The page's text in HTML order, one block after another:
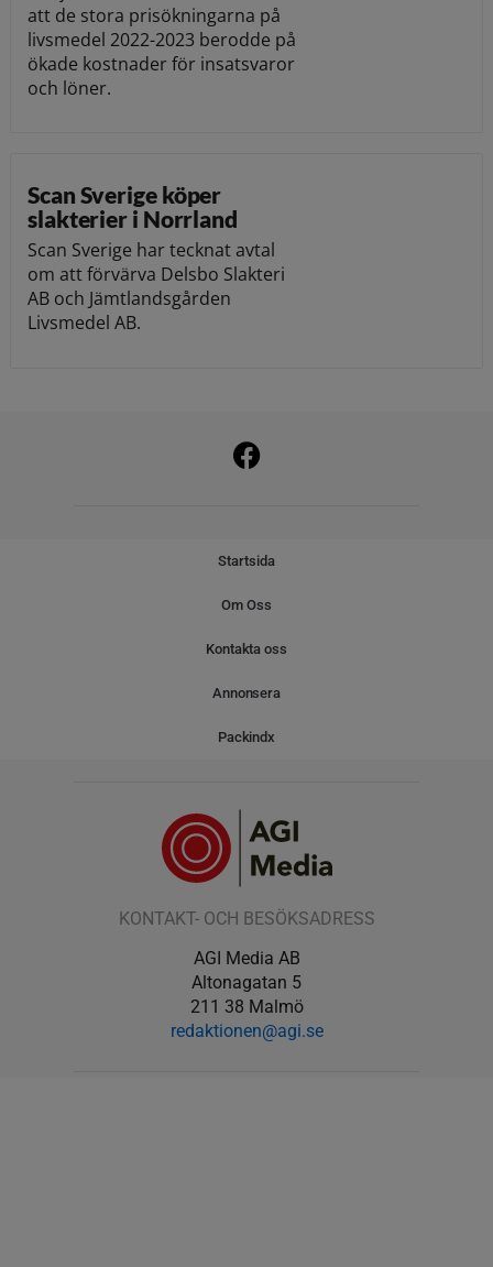
att de stora prisökningarna på
livsmedel 2022-2023 berodde på
ökade kostnader för insatsvaror
och löner.
Scan Sverige köper
slakterier i Norrland
Scan Sverige har tecknat avtal
om att förvärva Delsbo Slakteri
AB och Jämtlandsgården
Livsmedel AB.
Startsida
Om Oss
Kontakta oss
Annonsera
Packindx
KONTAKT- OCH BESÖKSADRESS
AGI Media AB
Altonagatan 5
211 38 Malmö
redaktionen@agi.se